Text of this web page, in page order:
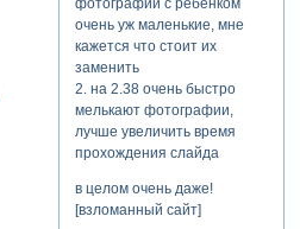
очень уж маленькие, мне
кажется что стоит их
заменить
2. на 2.38 очень быстро
мелькают фотографии,
лучше увеличить время
прохождения слайда
в целом очень даже!
[взломанный сайт]